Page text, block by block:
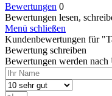
Bewertungen 0
Bewertungen lesen,
Menü schließen
Kundenbewertungen für
Bewertung schreiben
Bewertungen werden